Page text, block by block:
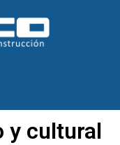
y cultural